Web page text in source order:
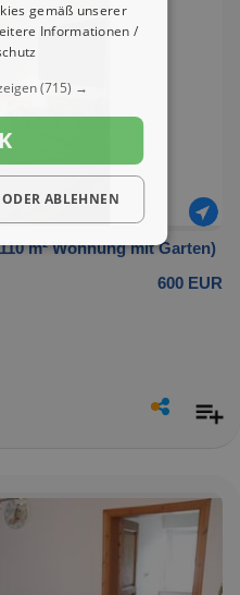
m² Wohnung mit Garten)
600 EUR
gemäß unserer
Informationen /
(715) →
ABLEHNEN